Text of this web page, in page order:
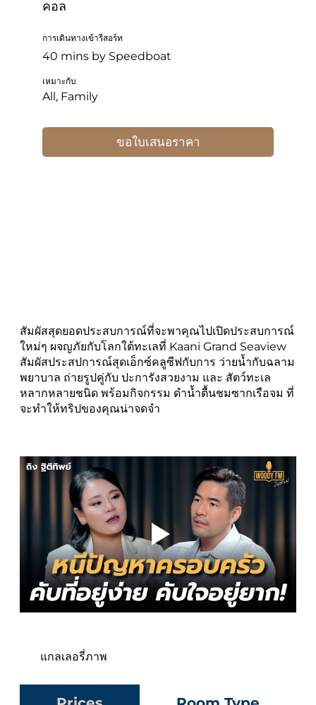
คอล
ขอใบเสนอราคา
40 mins by Speedboat
การเดินทางเข้ารีสอร์ท
All, Family
เหมาะกับ
สัมผัสสุดยอดประสบการณ์ที่จะพาคุณไปเปิดประสบการณ์
ใหม่ๆ ผจญภัยกับโลกใต้ทะเลที่ Kaani Grand Seaview
สัมผัสประสปการณ์สุดเอ็กซ์คลูซีฟกับการ ว่ายน้ำกับฉลาม
พยาบาล ถ่ายรูปคู่กับ ปะการังสวยงาม และ สัตว์ทะเล
หลากหลายชนิด พร้อมกิจกรรม ดำน้ำตื้นชมซากเรือจม ที่
จะทำให้ทริปของคุณน่าจดจำ
แกลเลอรี่ภาพ